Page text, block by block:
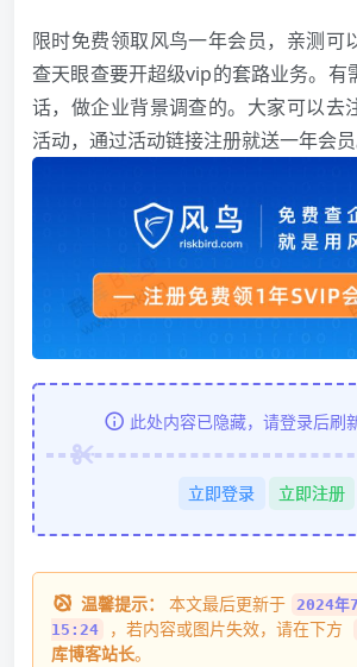
限时免费领取风鸟一年会员，亲测可
查天眼查要开超级vip的套路业务。有
话，做企业背景调查的。大家可以去
活动，通过活动链接注册就送一年会员
此处内容已隐藏，请登录后刷
立即登录 立即注册
温馨提示： 本文最后更新于 2024年
15:24
，若内容或图片失效，请在下方
库博客站长。